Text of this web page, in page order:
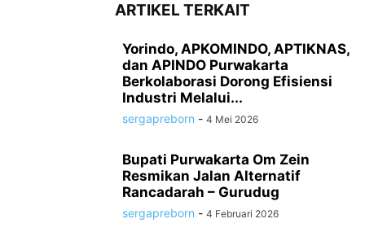
ARTIKEL TERKAIT
Yorindo, APKOMINDO, APTIKNAS,
dan APINDO Purwakarta
Berkolaborasi Dorong Efisiensi
Industri Melalui...
sergapreborn - 4 Mei 2026
Bupati Purwakarta Om Zein
Resmikan Jalan Alternatif
Rancadarah – Gurudug
sergapreborn - 4 Februari 2026